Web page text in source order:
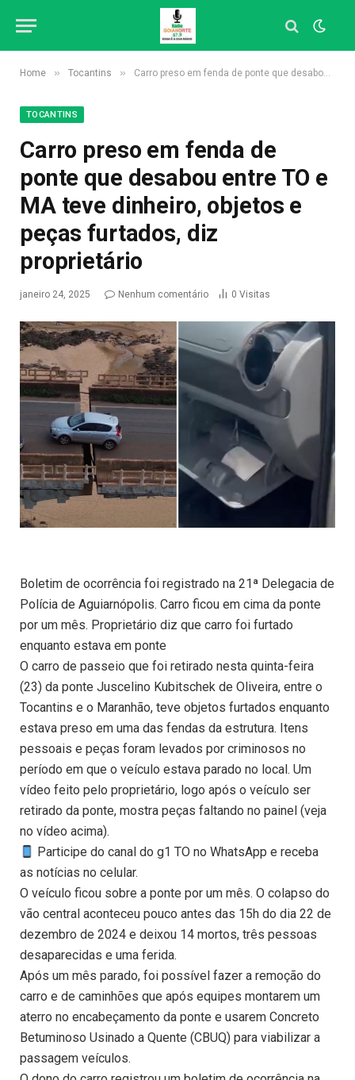
Home » Tocantins » Carro preso em fenda de ponte que desabou entre TO e MA teve dinheiro, objetos e peças furtados, diz proprietário
TOCANTINS
Carro preso em fenda de
ponte que desabou entre TO e
MA teve dinheiro, objetos e
peças furtados, diz
proprietário
janeiro 24, 2025 Nenhum comentário 0 Visitas
Boletim de ocorrência foi registrado na 21ª Delegacia de
Polícia de Aguiarnópolis. Carro ficou em cima da ponte
por um mês. Proprietário diz que carro foi furtado
enquanto estava em ponte
O carro de passeio que foi retirado nesta quinta-feira
(23) da ponte Juscelino Kubitschek de Oliveira, entre o
Tocantins e o Maranhão, teve objetos furtados enquanto
estava preso em uma das fendas da estrutura. Itens
pessoais e peças foram levados por criminosos no
período em que o veículo estava parado no local. Um
vídeo feito pelo proprietário, logo após o veículo ser
retirado da ponte, mostra peças faltando no painel (veja
no vídeo acima).
Participe do canal do g1 TO no WhatsApp e receba
as notícias no celular.
O veículo ficou sobre a ponte por um mês. O colapso do
vão central aconteceu pouco antes das 15h do dia 22 de
dezembro de 2024 e deixou 14 mortos, três pessoas
desaparecidas e uma ferida.
Após um mês parado, foi possível fazer a remoção do
carro e de caminhões que após equipes montarem um
aterro no encabeçamento da ponte e usarem Concreto
Betuminoso Usinado a Quente (CBUQ) para viabilizar a
passagem veículos.